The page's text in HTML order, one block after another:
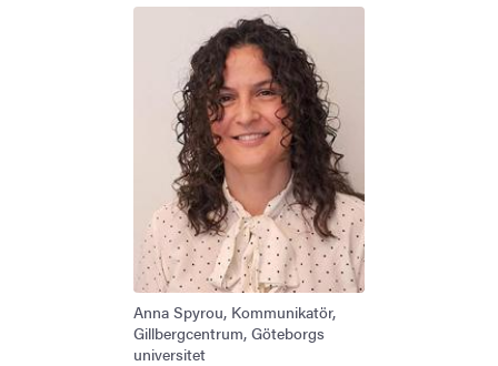
Anna Spyrou, Kommunikatör,
Gillbergcentrum, Göteborgs
universitet